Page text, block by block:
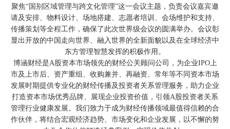
聚焦“国别区域管理与跨文化管理”这一会议主题，负责会议嘉宾邀
请及安排、物料设计、场地搭建、志愿者培训、会场维护和支持、
传播策划等全程工作，确保了此次世界级会议的圆满举办。会议彰
显出开放的中国走向世界、融入世界的全新面貌以及在全球经济中
东方管理智慧发挥的积极作用。
博涵财经是A股资本市场领先的财经公关顾问公司，为企业IPO上
市及上市后、资产重组、收购兼并、再融资、常年等不同资本市场
发展时期提供专业化的财经传播及投资者关系管理服务，助力企业
打造资本市场优秀品牌、展现企业投资价值，引领A股投资者关系
管理行业健康发展。我们致力于成为财经传播领域最值得信赖的合
作伙伴，将结合宏观经济趋势、市场变化和企业发展，以不懈的努